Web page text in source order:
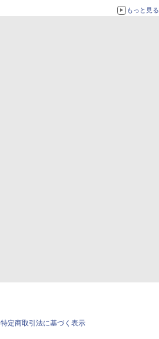
ーズ 予算を抑えて導入でき、ECCメモリへの
もっと見る
特定商取引法に基づく表示